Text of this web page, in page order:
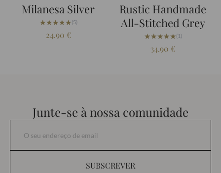
Milanesa Silver
★★★★★
★★★★★(5)
24.90 €
Rustic Handmade
All-Stitched Grey
★★★★★
★★★★★(1)
34.90 €
Junte-se à nossa comunidade
SUBSCREVER